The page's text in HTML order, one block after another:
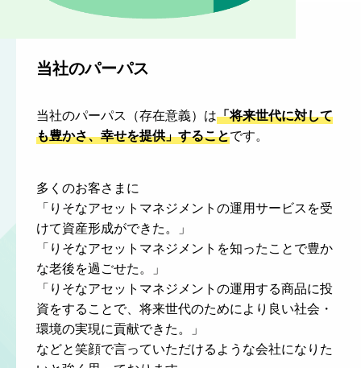
当社のパーパス
当社のパーパス（存在意義）は「将来世代に対して
も豊かさ、幸せを提供」することです。
多くのお客さまに
「りそなアセットマネジメントの運用サービスを受
けて資産形成ができた。」
「りそなアセットマネジメントを知ったことで豊か
な老後を過ごせた。」
「りそなアセットマネジメントの運用する商品に投
資をすることで、将来世代のためにより良い社会・
環境の実現に貢献できた。」
などと笑顔で言っていただけるような会社になりた